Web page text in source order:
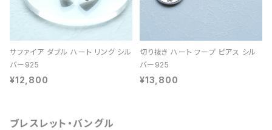
サファイア ダブル ハート リング シル
バー925
¥12,800
切り抜き ハート フープ ピアス シル
バー925
¥13,800
ブレスレット・バングル